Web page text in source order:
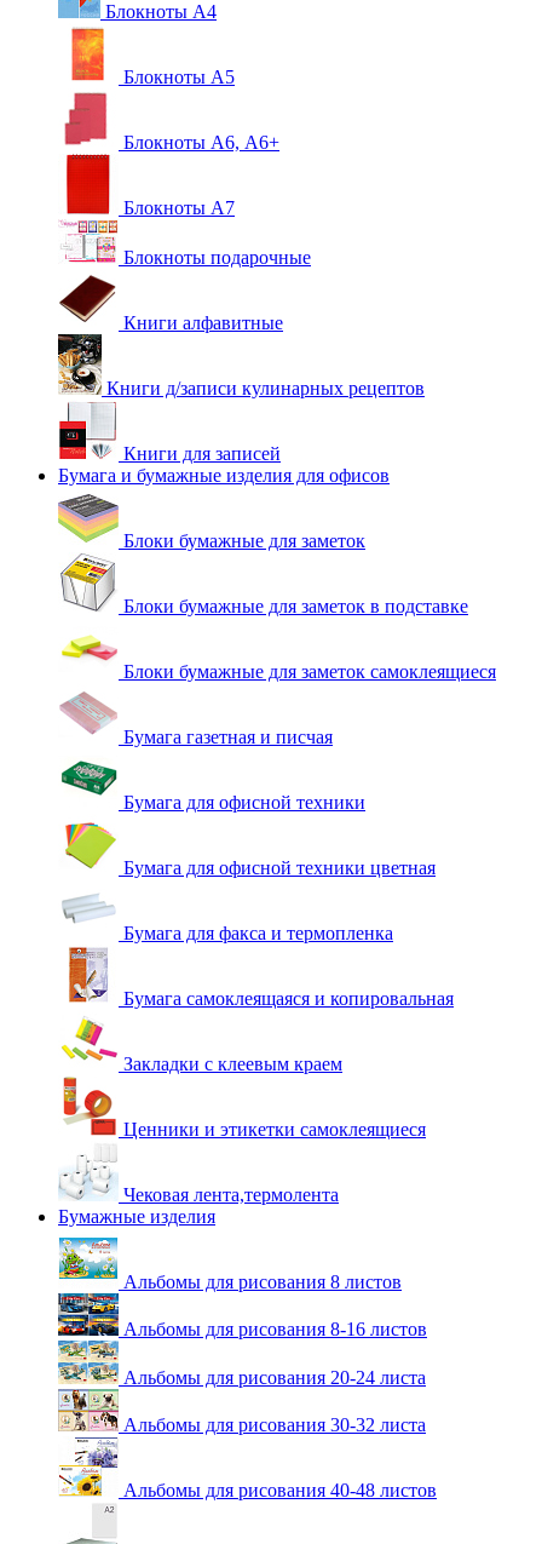
Блокноты А4
Блокноты А5
Блокноты А6, А6+
Блокноты А7
Блокноты подарочные
Книги алфавитные
Книги д/записи кулинарных рецептов
Книги для записей
Бумага и бумажные изделия для офисов
Блоки бумажные для заметок
Блоки бумажные для заметок в подставке
Блоки бумажные для заметок самоклеящиеся
Бумага газетная и писчая
Бумага для офисной техники
Бумага для офисной техники цветная
Бумага для факса и термопленка
Бумага самоклеящаяся и копировальная
Закладки с клеевым краем
Ценники и этикетки самоклеящиеся
Чековая лента,термолента
Бумажные изделия
Альбомы для рисования 8 листов
Альбомы для рисования 8-16 листов
Альбомы для рисования 20-24 листа
Альбомы для рисования 30-32 листа
Альбомы для рисования 40-48 листов